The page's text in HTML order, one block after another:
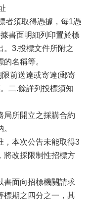
者須取得憑據，每1憑
書面明細列印置於標
。3.投標文件所附之
名稱等。
前送達或寄達(郵寄
二.餘詳列投標須知
局所開立之採購合約
，本次公告未能取得3
將改採限制性招標方
書面向招標機關請求
標期之四分之一，其